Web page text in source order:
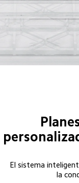
El sistema
la